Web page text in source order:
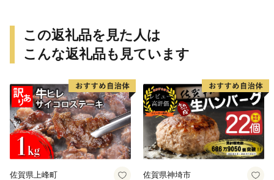
せ
この返礼品を見た人は
こんな返礼品も見ています
佐賀県上峰町 佐賀県神埼市